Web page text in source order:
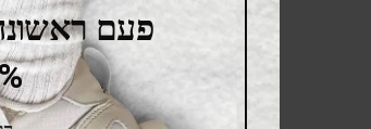
Chestnut
₪
פעם